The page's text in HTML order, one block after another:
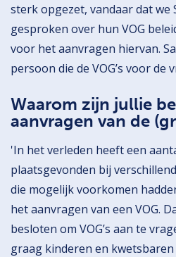
sterk opgezet, vandaar dat we
gesproken over hun VOG
voor het aanvragen hiervan.
persoon die de VOG’s voor de
Waarom zijn jullie
aanvragen van de
'In het verleden heeft een
plaatsgevonden bij
die mogelijk voorkomen
het aanvragen van een VOG.
besloten om VOG’s aan te
graag kinderen en